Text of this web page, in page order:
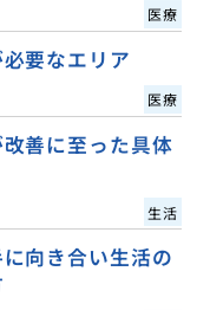
医療
要なエリア
医療
善に至った具体
生活
向き合い生活の